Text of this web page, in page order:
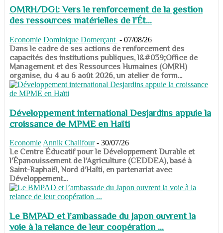
OMRH/DGI: Vers le renforcement de la gestion
des ressources matérielles de l'Ét...
Economie Dominique Domerçant - 07/08/26
Dans le cadre de ses actions de renforcement des
capacités des institutions publiques, l&#039;Office de
Management et des Ressources Humaines (OMRH)
organise, du 4 au 6 août 2026, un atelier de form...
Développement international Desjardins appuie la
croissance de MPME en Haïti
Economie Annik Chalifour - 30/07/26
​​​​​​​Le Centre Éducatif pour le Développement Durable et
l’Épanouissement de l’Agriculture (CEDDEA), basé à
Saint-Raphaël, Nord d’Haïti, en partenariat avec
Développement...
Le BMPAD et l’ambassade du Japon ouvrent la
voie à la relance de leur coopération ...